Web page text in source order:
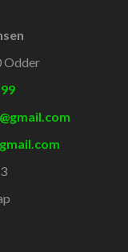
Odder